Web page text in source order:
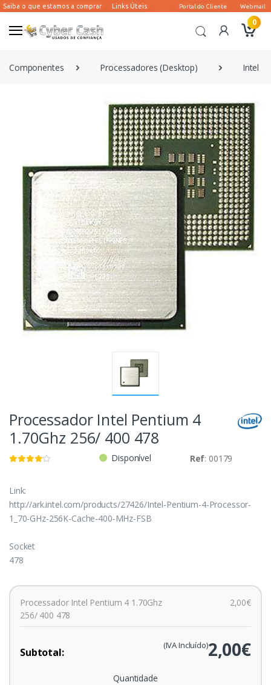
0
Componentes Processadores (Desktop) Intel
Processador Intel Pentium 4
1.70Ghz 256/ 400 478
Disponível Ref: 00179
Link:
http://ark.intel.com/products/27426/Intel-Pentium-4-Processor-
1_70-GHz-256K-Cache-400-MHz-FSB
Socket
478
Processador Intel Pentium 4 1.70Ghz
256/ 400 478
2,00€
Subtotal: 2,00€
(IVA Incluído)
Quantidade